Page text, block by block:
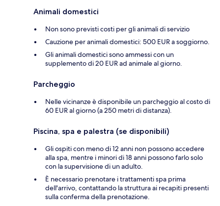
Animali domestici
Non sono previsti costi per gli animali di servizio
Cauzione per animali domestici: 500 EUR a soggiorno.
Gli animali domestici sono ammessi con un
supplemento di 20 EUR ad animale al giorno.
Parcheggio
Nelle vicinanze è disponibile un parcheggio al costo di
60 EUR al giorno (a 250 metri di distanza).
Piscina, spa e palestra (se disponibili)
Gli ospiti con meno di 12 anni non possono accedere
alla spa, mentre i minori di 18 anni possono farlo solo
con la supervisione di un adulto.
È necessario prenotare i trattamenti spa prima
dell'arrivo, contattando la struttura ai recapiti presenti
sulla conferma della prenotazione.